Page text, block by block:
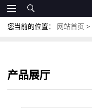
您当前的位置： 网站首页 >
产品展厅